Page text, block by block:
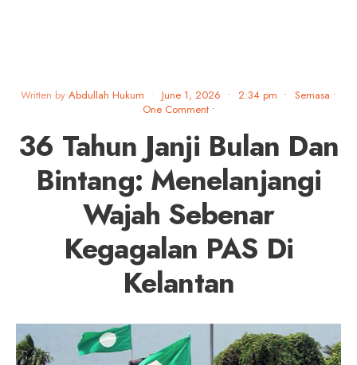
Written by Abdullah Hukum • June 1, 2026 • 2:34 pm • Semasa •
One Comment •
36 Tahun Janji Bulan Dan
Bintang: Menelanjangi
Wajah Sebenar
Kegagalan PAS Di
Kelantan